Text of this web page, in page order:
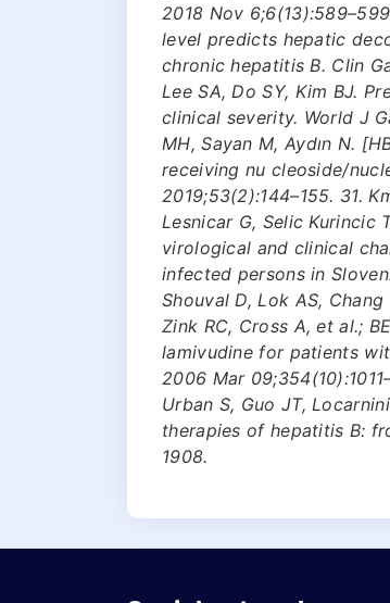
2018 Nov
level predicts hepatic
chronic hepatitis B. Clin
Lee SA, Do SY, Kim BJ.
clinical severity. World J
MH, Sayan M, Aydın N.
receiving nu cleoside/
2019;53(2):144–155. 31.
Lesnicar G, Selic Kurincic
virological and clinical
infected persons in
Shouval D, Lok AS,
Zink RC, Cross A, et al.;
lamivudine for patients
2006 Mar
Urban S, Guo JT,
therapies of hepatitis B:
1908.